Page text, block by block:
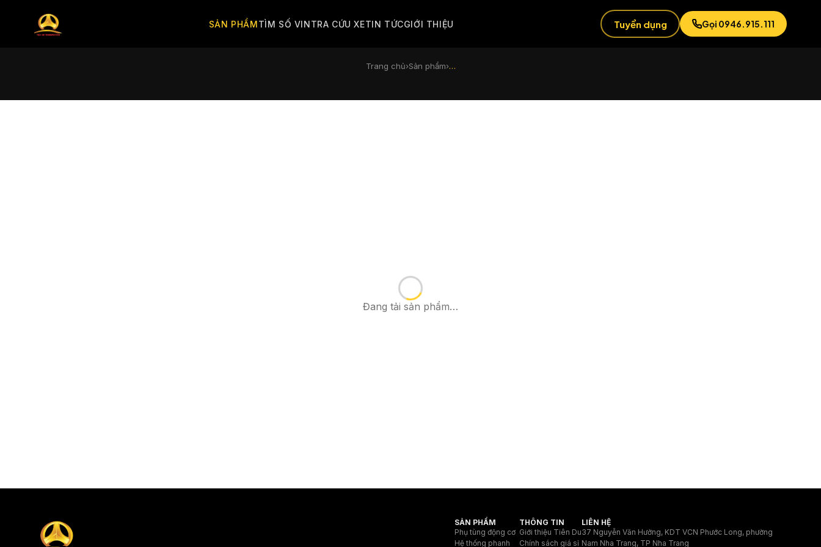
SẢN PHẨMTÌM SỐ VINTRA CỨU XETIN TỨCGIỚI THIỆU Tuyển dụng Gọi 0946.915.111
Trang chủ›Sản phẩm›…
Đang tải sản phẩm…
SẢN PHẨM
Phụ tùng động cơ
Hệ thống phanh
THÔNG TIN
Giới thiệu Tiên Du
Chính sách giá sỉ
LIÊN HỆ
37 Nguyễn Văn Hưởng, KDT VCN Phước Long, phường
Nam Nha Trang, TP Nha Trang